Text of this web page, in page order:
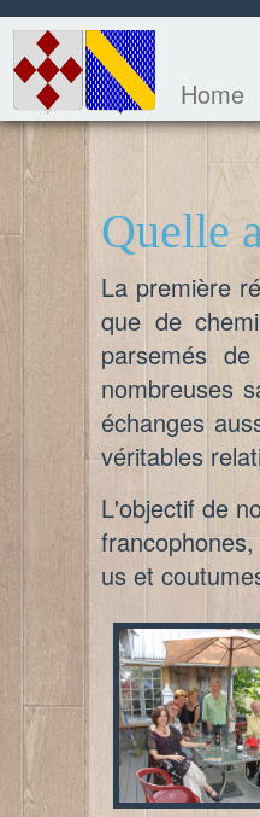
Home
Quelle
La première
que de
parsemés
nombreuses
échanges
véritables
L'objectif de
us et